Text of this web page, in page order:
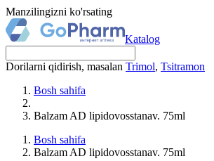
Manzilingizni ko'rsating
Katalog
Dorilarni qidirish, masalan Trimol, Tsitramon
Bosh sahifa
Balzam AD lipidovosstanav. 75ml
Bosh sahifa
Balzam AD lipidovosstanav. 75ml